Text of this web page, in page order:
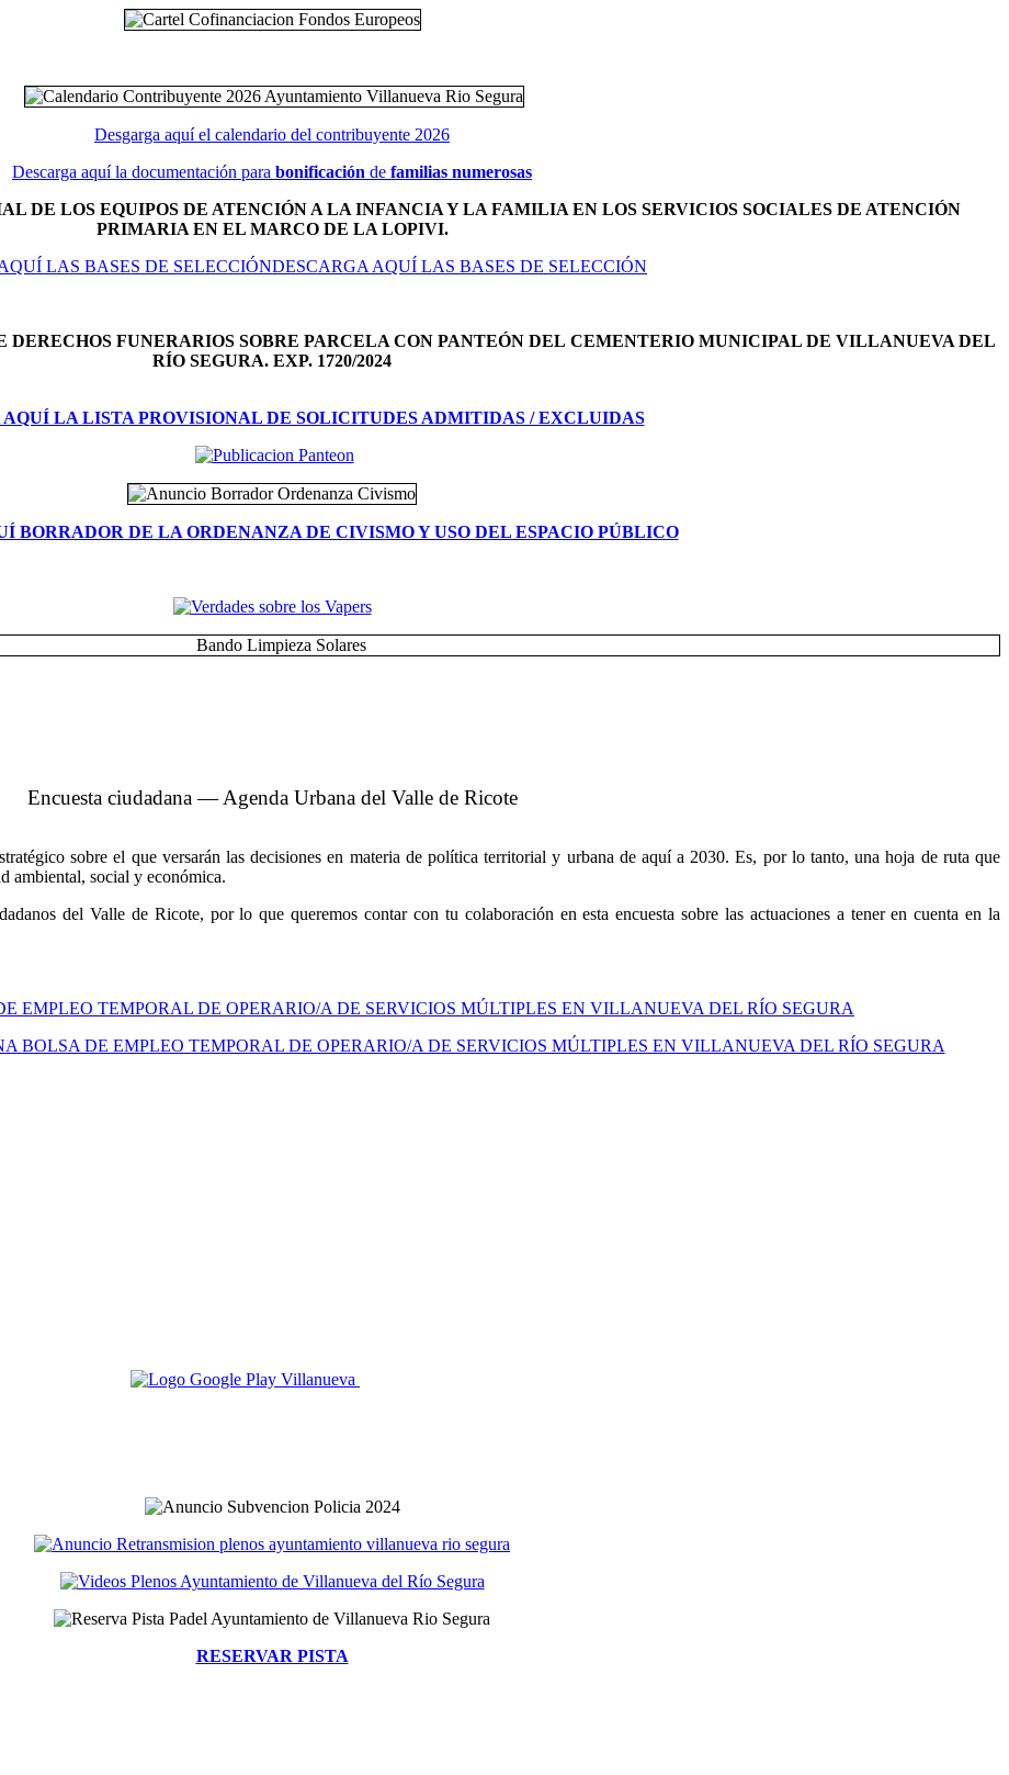
Desgarga aquí el calendario del contribuyente 2026
Descarga aquí la documentación para bonificación de familias numerosas
DE LOS EQUIPOS DE ATENCIÓN A LA INFANCIA Y LA FAMILIA EN LOS SERVICIOS SOCIALES DE ATENCIÓN
PRIMARIA EN EL MARCO DE LA LOPIVI.
LAS BASES DE SELECCIÓNDESCARGA AQUÍ LAS BASES DE SELECCIÓN
FUNERARIOS SOBRE PARCELA CON PANTEÓN DEL CEMENTERIO MUNICIPAL DE VILLANUEVA DEL
RÍO SEGURA. EXP. 1720/2024
AQUÍ LA LISTA PROVISIONAL DE SOLICITUDES ADMITIDAS / EXCLUIDAS
BORRADOR DE LA ORDENANZA DE CIVISMO Y USO DEL ESPACIO PÚBLICO
Encuesta ciudadana — Agenda Urbana del Valle de Ricote
sobre el que versarán las decisiones en materia de política territorial y urbana de aquí a 2030. Es, por lo tanto, una hoja de ruta que
ambiental, social y económica.
del Valle de Ricote, por lo que queremos contar con tu colaboración en esta encuesta sobre las actuaciones a tener en cuenta en la
EMPLEO TEMPORAL DE OPERARIO/A DE SERVICIOS MÚLTIPLES EN VILLANUEVA DEL RÍO SEGURA
BOLSA DE EMPLEO TEMPORAL DE OPERARIO/A DE SERVICIOS MÚLTIPLES EN VILLANUEVA DEL RÍO SEGURA
RESERVAR PISTA